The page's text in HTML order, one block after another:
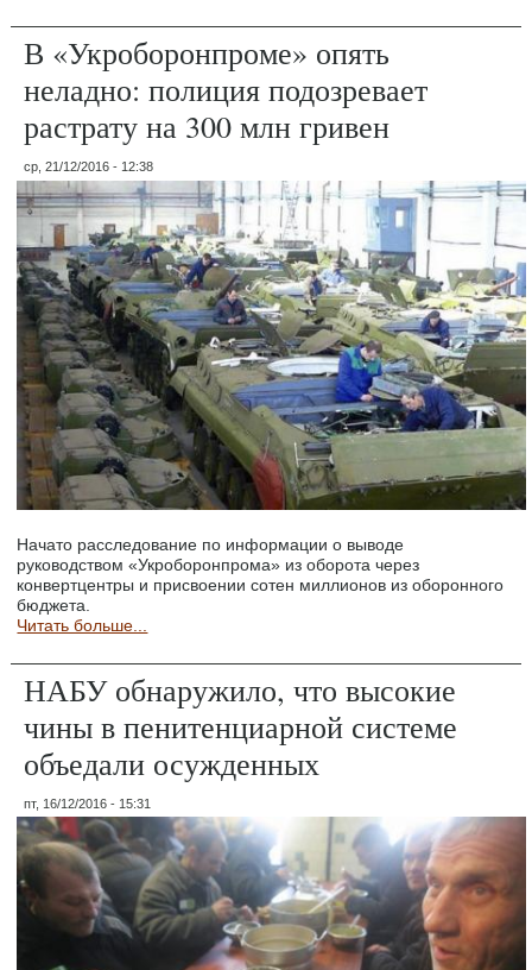
В «Укроборонпроме» опять
неладно: полиция подозревает
растрату на 300 млн гривен
ср, 21/12/2016 - 12:38
Начато расследование по информации о выводе
руководством «Укроборонпрома» из оборота через
конвертцентры и присвоении сотен миллионов из оборонного
бюджета.
Читать больше...
НАБУ обнаружило, что высокие
чины в пенитенциарной системе
объедали осужденных
пт, 16/12/2016 - 15:31